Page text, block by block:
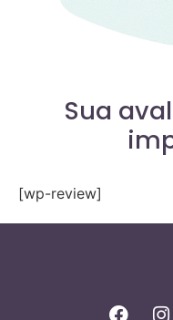
Sua
[wp-review]